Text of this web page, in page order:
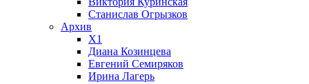
Станислав Огрызков
Архив
X1
Диана Козинцева
Евгений Семиряков
Ирина Лагерь